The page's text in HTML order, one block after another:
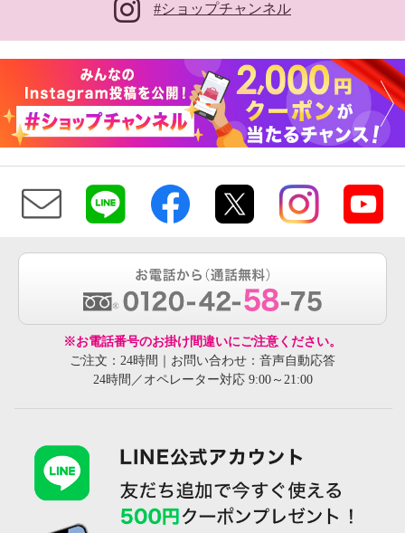
#ショップチャンネル
※お電話番号のお掛け間違いにご注意ください。
ご注文：24時間｜お問い合わせ：音声自動応答
24時間／オペレーター対応 9:00～21:00